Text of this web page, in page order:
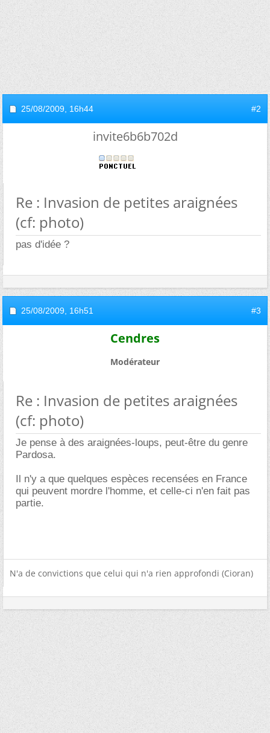
25/08/2009, 16h44 #2
invite6b6b702d
Re : Invasion de petites araignées
(cf: photo)
pas d'idée ?
25/08/2009, 16h51 #3
Cendres
Modérateur
Re : Invasion de petites araignées
(cf: photo)
Je pense à des araignées-loups, peut-être du genre
Pardosa.
Il n'y a que quelques espèces recensées en France
qui peuvent mordre l'homme, et celle-ci n'en fait pas
partie.
N'a de convictions que celui qui n'a rien approfondi (Cioran)